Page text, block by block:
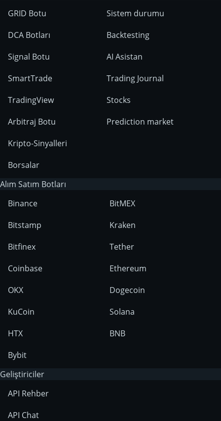
GRID Botu
DCA Botları
Signal Botu
SmartTrade
TradingView
Arbitraj Botu
Kripto-Sinyalleri
Borsalar
Sistem durumu
Backtesting
AI Asistan
Trading Journal
Stocks
Prediction market
Alım Satım Botları
Binance
Bitstamp
Bitfinex
Coinbase
OKX
KuCoin
HTX
Bybit
BitMEX
Kraken
Tether
Ethereum
Dogecoin
Solana
BNB
Geliştiriciler
API Rehber
API Chat